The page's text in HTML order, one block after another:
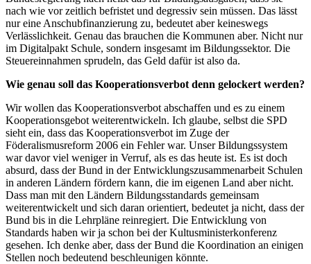
nach wie vor zeitlich befristet und degressiv sein müssen. Das lässt
nur eine Anschubfinanzierung zu, bedeutet aber keineswegs
Verlässlichkeit. Genau das brauchen die Kommunen aber. Nicht nur
im Digitalpakt Schule, sondern insgesamt im Bildungssektor. Die
Steuereinnahmen sprudeln, das Geld dafür ist also da.
Wie genau soll das Kooperationsverbot denn gelockert werden?
Wir wollen das Kooperationsverbot abschaffen und es zu einem
Kooperationsgebot weiterentwickeln. Ich glaube, selbst die SPD
sieht ein, dass das Kooperationsverbot im Zuge der
Föderalismusreform 2006 ein Fehler war. Unser Bildungssystem
war davor viel weniger in Verruf, als es das heute ist. Es ist doch
absurd, dass der Bund in der Entwicklungszusammenarbeit Schulen
in anderen Ländern fördern kann, die im eigenen Land aber nicht.
Dass man mit den Ländern Bildungsstandards gemeinsam
weiterentwickelt und sich daran orientiert, bedeutet ja nicht, dass der
Bund bis in die Lehrpläne reinregiert. Die Entwicklung von
Standards haben wir ja schon bei der Kultusministerkonferenz
gesehen. Ich denke aber, dass der Bund die Koordination an einigen
Stellen noch bedeutend beschleunigen könnte.